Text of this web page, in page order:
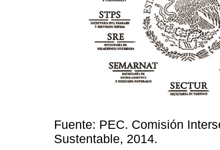
Fuente: PEC. Comisión
Sustentable, 2014.